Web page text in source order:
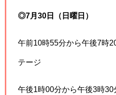
◎7月30日（日曜日）
午前10時55分から午後7時
テージ
午後1時00分から午後3時